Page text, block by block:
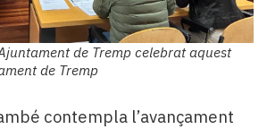
de Tremp celebrat aquest
de Tremp
contempla l’avançament